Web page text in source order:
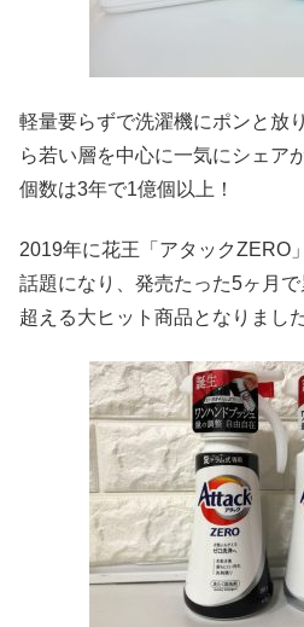
軽量要らずで洗濯機にポンと放
ら若い層を中心に一気にシェア
個数は3年で1億個以上！
2019年に花王「アタックZERO
話題になり、発売たった5ヶ月
超える大ヒット商品となりまし